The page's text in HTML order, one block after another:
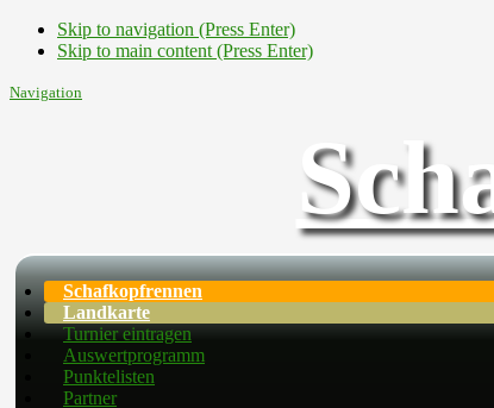
Skip to navigation (Press Enter)
Skip to main content (Press Enter)
Navigation
Schafkopfrennen
Landkarte
Turnier eintragen
Auswertprogramm
Punktelisten
Partner